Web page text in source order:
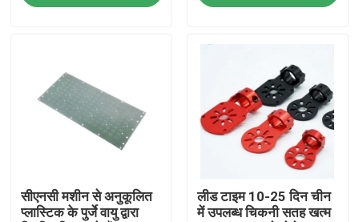
गुणवत्ता नियंत्रण
समाचार
प्रेसिजन सीएनसी मशीनीकृत भागों
सीएनसी मशीन से अनुकूलित
प्लास्टिक के पुर्जे वायु द्वारा
लीड टाइम 10-25 दिन चीन
में उपलब्ध चिकनी सतह खत्म